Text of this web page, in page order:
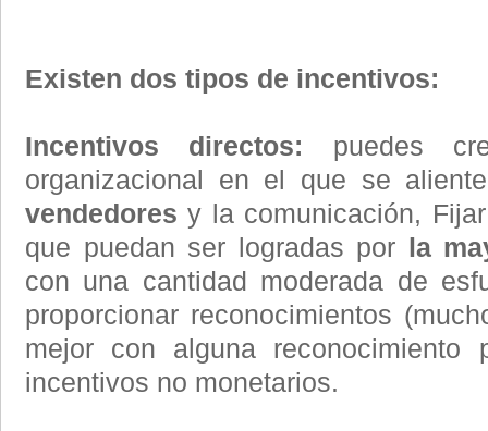
Existen dos tipos de incentivos:
Incentivos directos: puedes
organizacional en el que se
vendedoresy la comunicación,
que puedan ser logradas por la
con una cantidad moderada de
proporcionar reconocimientos
mejor con alguna reconocimiento
incentivos no monetarios.